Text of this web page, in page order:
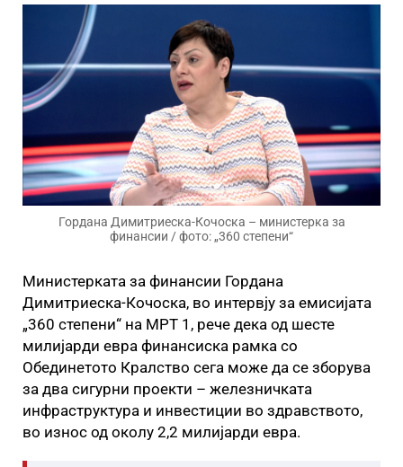
Гордана Димитриеска-Кочоска – министерка за
финансии / фото: „360 степени“
Министерката за финансии Гордана
Димитриеска-Кочоска, во интервју за емисијата
„360 степени“ на МРТ 1, рече дека од шесте
милијарди евра финансиска рамка со
Обединетото Кралство сега може да се зборува
за два сигурни проекти – железничката
инфраструктура и инвестиции во здравството,
во износ од околу 2,2 милијарди евра.